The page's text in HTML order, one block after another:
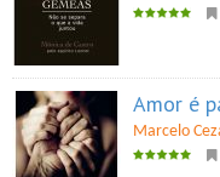
Amor é
Marcelo